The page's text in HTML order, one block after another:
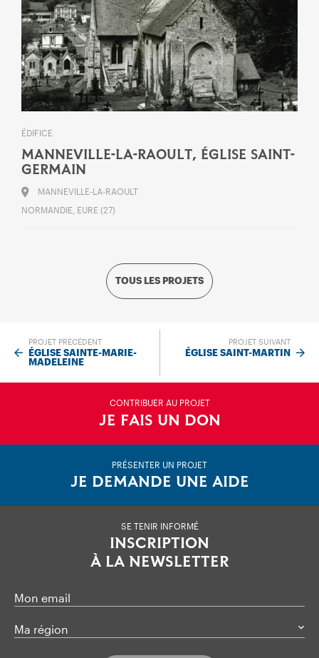
TOUS LES PROJETS
ÉDIFICE
MANNEVILLE-LA-RAOULT, ÉGLISE SAINT-
GERMAIN
MANNEVILLE-LA-RAOULT
NORMANDIE, EURE (27)
PROJET PRÉCÉDENT
ÉGLISE SAINTE-MARIE-
MADELEINE
PROJET SUIVANT
ÉGLISE SAINT-MARTIN
CONTRIBUER AU PROJET
JE FAIS UN DON
PRÉSENTER UN PROJET
JE DEMANDE UNE AIDE
SE TENIR INFORMÉ
INSCRIPTION
À LA NEWSLETTER
Mon email
Ma région